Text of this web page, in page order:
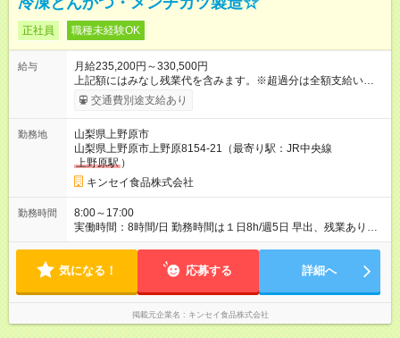
正社員 職種未経験OK
給与
月給235,200円～330,500円
上記額にはみなし残業代を含みます。※超過分は全額支給いたし
ます。 みなし残業代 55,200円 ～ 70,500円／月 みなし残業時
間 40時間／月 基本給 180,000円～230,000円 役職手当
す。 ◎固定残業手当は、時間外労働の有無に関わらず全額支給
└超過分は別途支給します ※年収例の勤務年数はあくまで参考と
なります（実力主義） 【試用期間】試用期間あり 試用期間の長
さ：3ヶ月 雇用形態、給与は本採用時と同じです。
交通費別途支給あり
勤務地
山梨県上野原市
山梨県上野原市上野原8154-21（最寄り駅：JR中央線
上野原駅 ）
キンセイ食品株式会社
勤務時間
8:00～17:00
実働時間：8時間/日 勤務時間は１日8h/週5日 早出、残業あり
（月平均25時間） 変形労働時間制（1年単位）
気になる！ 応募する 詳細へ
掲載元企業名 キンセイ食品株式会社